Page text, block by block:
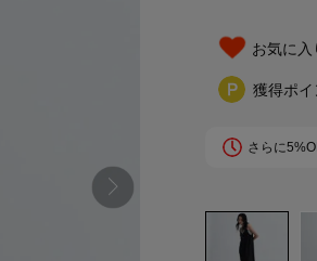
お気に入
獲得ポイ
さらに